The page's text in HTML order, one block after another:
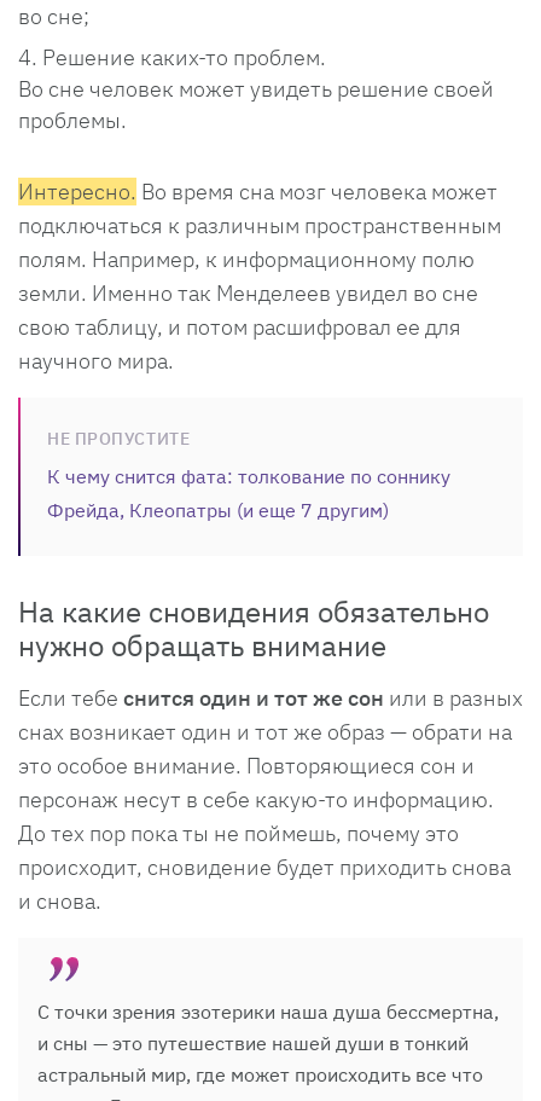
во сне;
Решение каких-то проблем.
Во сне человек может увидеть решение своей
проблемы.
Интересно. Во время сна мозг человека может
подключаться к различным пространственным
полям. Например, к информационному полю
земли. Именно так Менделеев увидел во сне
свою таблицу, и потом расшифровал ее для
научного мира.
НЕ ПРОПУСТИТЕ
К чему снится фата: толкование по соннику
Фрейда, Клеопатры (и еще 7 другим)
На какие сновидения обязательно
нужно обращать внимание
Если тебе снится один и тот же сон или в разных
снах возникает один и тот же образ — обрати на
это особое внимание. Повторяющиеся сон и
персонаж несут в себе какую-то информацию.
До тех пор пока ты не поймешь, почему это
происходит, сновидение будет приходить снова
и снова.
С точки зрения эзотерики наша душа бессмертна,
и сны — это путешествие нашей души в тонкий
астральный мир, где может происходить все что